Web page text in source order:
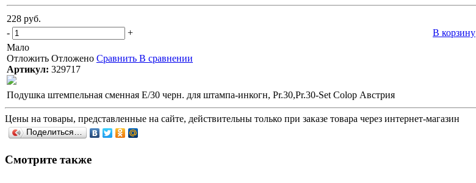
228 руб.
-
+ В корзину
Мало
Отложить Отложено Сравнить В сравнении
Артикул: 329717
Подушка штемпельная сменная E/30 черн. для штампа-инкогн, Pr.30,Pr.30-Set Colop Австрия
Цены на товары, представленные на сайте, действительны только при заказе товара через интернет-магазин
Поделиться…
Смотрите также